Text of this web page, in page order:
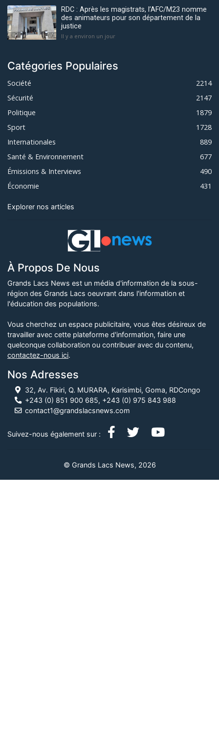
RDC : Après les magistrats, l’AFC/M23 nomme
des animateurs pour son département de la
justice
Il y a environ un jour
Catégories Populaires
Société
2214
Sécurité
2147
Politique
1879
Sport
1728
Internationales
889
Santé & Environnement
677
Émissions & Interviews
490
Économie
431
Explorer nos articles
À Propos De Nous
Grands Lacs News est un média d'information de la sous-
région des Grands Lacs oeuvrant dans l'information et
l'éducation des populations.
Vous cherchez un espace publicitaire, vous êtes désireux de
travailler avec cette plateforme d'information, faire une
quelconque collaboration ou contribuer avec du contenu,
contactez-nous ici.
Nos Adresses
32, Av. Fikiri, Q. MURARA, Karisimbi, Goma, RDCongo
+243 (0) 851 900 685, +243 (0) 975 843 988
contact1@grandslacsnews.com
Suivez-nous également sur :
© Grands Lacs News, 2026